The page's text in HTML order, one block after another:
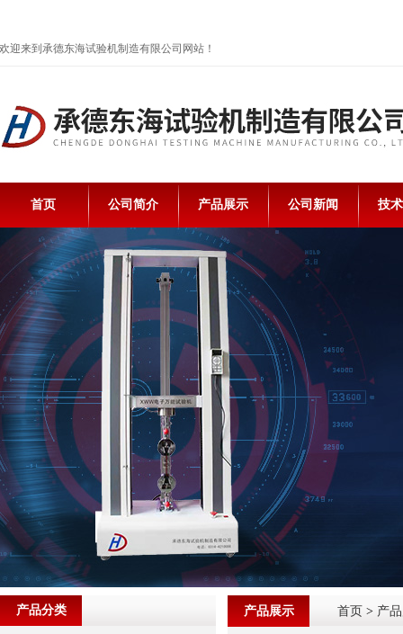
欢迎来到承德东海试验机制造有限公司网站！
首页 公司简介 产品展示 公司新闻 技
产品展示 首页 > 产
产品分类